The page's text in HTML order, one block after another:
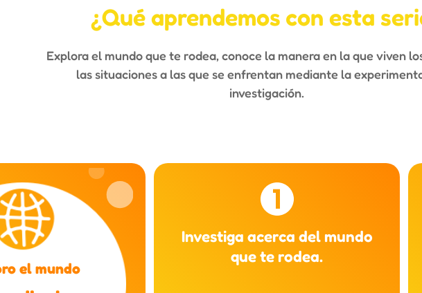
¿Qué aprendemos con esta
Explora el mundo que te rodea, conoce la manera en la que viven
las situaciones a las que se enfrentan mediante la
investigación.
el mundo
Investiga acerca del mundo
que te rodea.